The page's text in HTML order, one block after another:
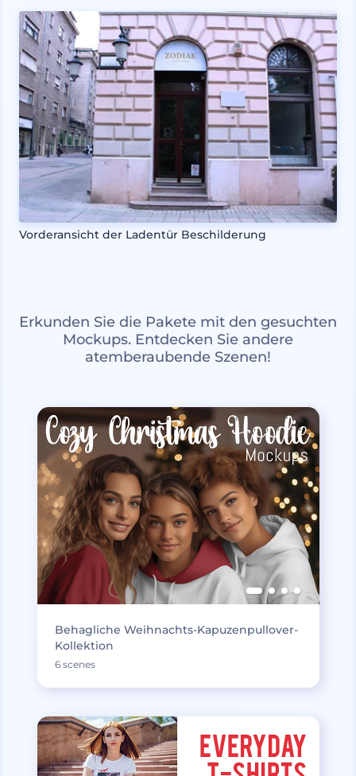
Vorderansicht der Ladentür Beschilderung
Erkunden Sie die Pakete mit den gesuchten
Mockups. Entdecken Sie andere
atemberaubende Szenen!
Behagliche Weihnachts-Kapuzenpullover-
Kollektion
6 scenes